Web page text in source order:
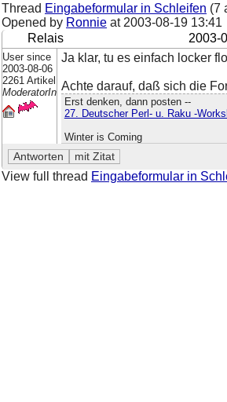
Thread Eingabeformular in Schleifen (7
Opened by Ronnie at 2003-08-19 13:41
Relais
2003-
User since
2003-08-06
2261 Artikel
ModeratorIn
Ja klar, tu es einfach locker
Achte darauf, daß sich die
Erst denken, dann posten --
27. Deutscher Perl- u. Raku -
Winter is Coming
View full thread Eingabeformular in